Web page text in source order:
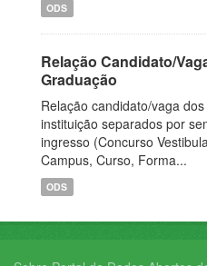
ODS
Relação Candidato/
Graduação
Relação candidato/vaga
instituição separados por
ingresso (Concurso
Campus, Curso, Forma...
ODS